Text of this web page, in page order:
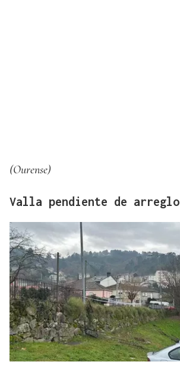
(Ourense)
Valla pendiente de arreglo